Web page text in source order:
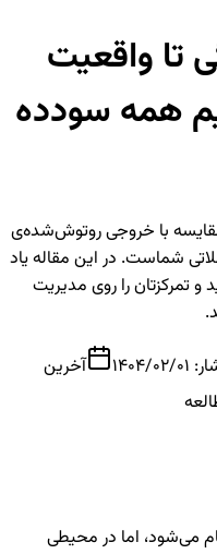
تا واقعیت
همه سودده
با خروجی روتوش‌شده‌ی
شماست. در این مقاله یاد
و تمرکزتان را روی مدیریت
1404/02/01
آخرین
می‌شود، اما در محیطی